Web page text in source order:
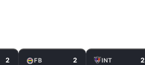
2 FB 2 INT 2